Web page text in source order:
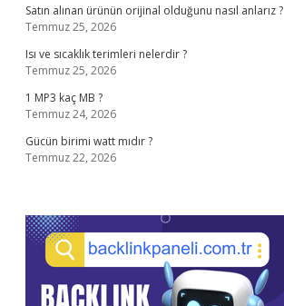
Satın alınan ürünün orijinal olduğunu nasıl anlarız ?
Temmuz 25, 2026
Isı ve sıcaklık terimleri nelerdir ?
Temmuz 25, 2026
1 MP3 kaç MB ?
Temmuz 24, 2026
Gücün birimi watt mıdır ?
Temmuz 22, 2026